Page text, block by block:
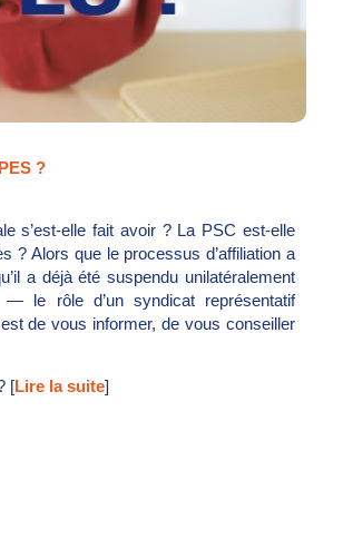
?
s’est-elle fait avoir ? La PSC est-elle
? Alors que le processus d’affiliation a
a déjà été suspendu unilatéralement
le rôle d’un syndicat représentatif
de vous informer, de vous conseiller
[Lire la suite]